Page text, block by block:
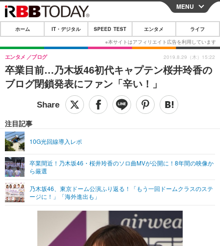
CLOSE
ホーム
IT・デジタル
IT・デジタルTOP スマートフォン
ショッピング その他
SPEED TEST
エンタメTOP 映画・ドラマ
グラビア
ショッピング その他
ライフTOP
その他
リリース一覧
プッシュ通知の停止方法
MENU
ホーム IT・デジタル SPEED TEST エンタメ ライフ
卒業目前…乃木坂46初代キャプテン桜井玲香の
ブログ閉鎖発表にファン「辛い！」
エンタメ ブログ
注目記事
10G光回線導入レポ
卒業間近！乃木坂46・桜井玲香のソロ曲MVが公開に！8年間の映像か
ら厳選
乃木坂46、東京ドーム公演ふり返る！「もう一回ドームクラスのステ
ージに！」「海外進出も」
2019.8.29（木）15:22